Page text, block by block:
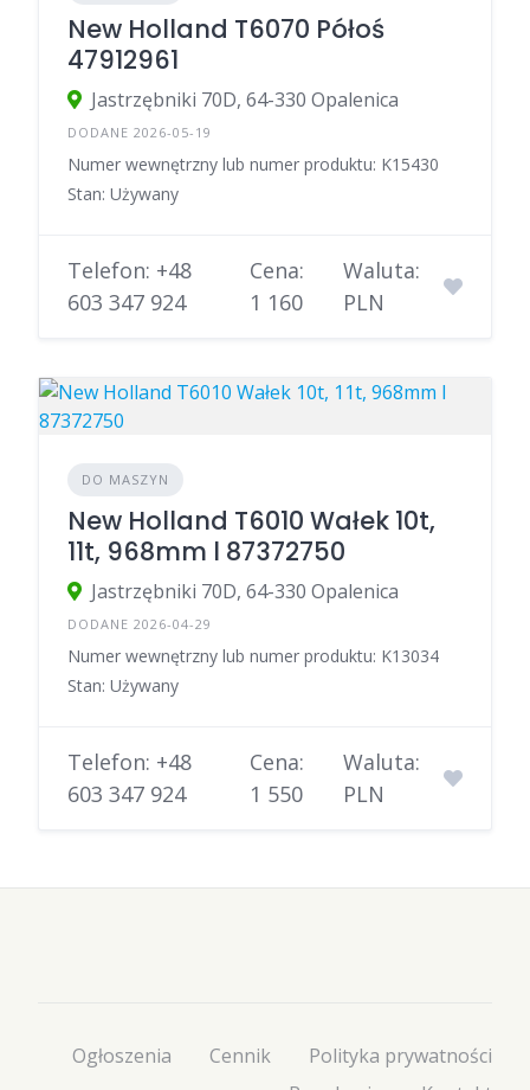
New Holland T6070 Półoś
47912961
Jastrzębniki 70D, 64-330 Opalenica
DODANE 2026-05-19
Numer wewnętrzny lub numer produktu: K15430
Stan: Używany
Telefon: +48
603 347 924
Cena:
1 160
Waluta:
PLN
DO MASZYN
New Holland T6010 Wałek 10t,
11t, 968mm l 87372750
Jastrzębniki 70D, 64-330 Opalenica
DODANE 2026-04-29
Numer wewnętrzny lub numer produktu: K13034
Stan: Używany
Telefon: +48
603 347 924
Cena:
1 550
Waluta:
PLN
Ogłoszenia Cennik
Polityka prywatności